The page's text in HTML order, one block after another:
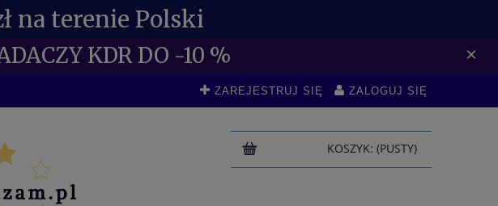
na terenie Polski
KDR DO -10 % ×
ZAREJESTRUJ SIĘ ZALOGUJ SIĘ
KOSZYK: (PUSTY)